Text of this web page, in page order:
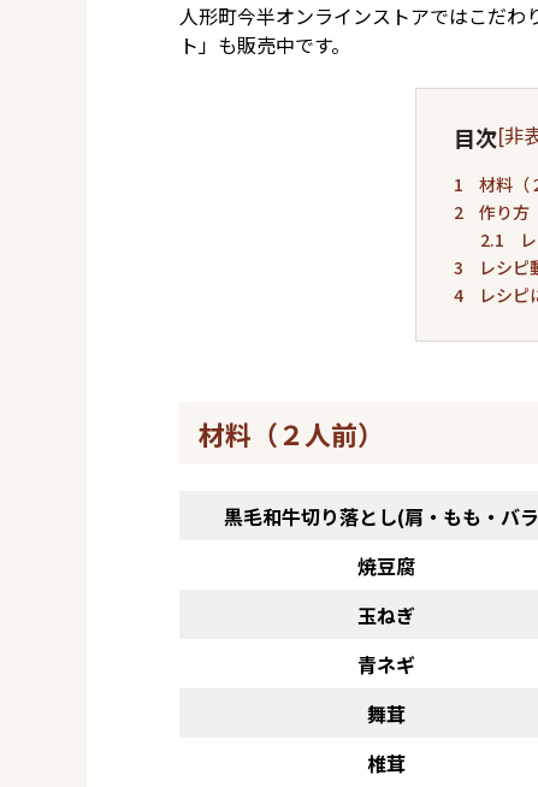
人形町今半オンラインストアではこだ
ト」も販売中です。
目次[非
1
材料（
2
作り方
2.1
3
レシピ
4
レシピ
材料（２人前）
黒毛和牛切り落とし(肩・もも・バ
焼豆腐
玉ねぎ
青ネギ
舞茸
椎茸